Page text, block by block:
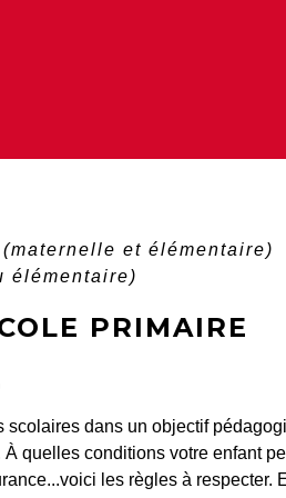
et élémentaire)
élémentaire)
PRIMAIRE
scolaires dans un objectif
quelles conditions votre enfant
les règles à respecter.